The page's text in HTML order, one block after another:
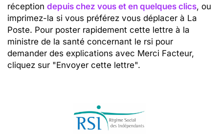
réception depuis chez vous et en quelques clics, ou
imprimez-la si vous préférez vous déplacer à La
Poste. Pour poster rapidement cette lettre à la
ministre de la santé concernant le rsi pour
demander des explications avec Merci Facteur,
cliquez sur "Envoyer cette lettre".